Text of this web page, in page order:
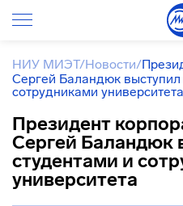
НИУ МИЭТ/Новости/
Сергей Баландюк
сотрудниками университета
Президент
Сергей Баландюк
студентами и
университета